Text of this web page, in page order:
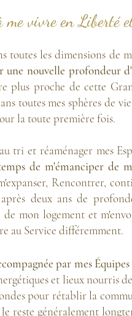
vivre en Liberté
toutes les dimensions de
une nouvelle profondeur
plus proche de cette
toutes mes sphères de
la toute première fois.
tri et réaménager mes
de m'émanciper de
Rencontrer,
deux ans de
mon logement et
au Service différemment.
par mes É
et lieux nourris
pour rétablir la
reste généralement